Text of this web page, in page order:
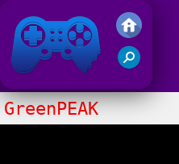
Juegos Friv 2020
GreenPEAK